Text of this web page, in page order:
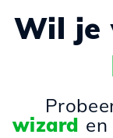
Wil je
wizard